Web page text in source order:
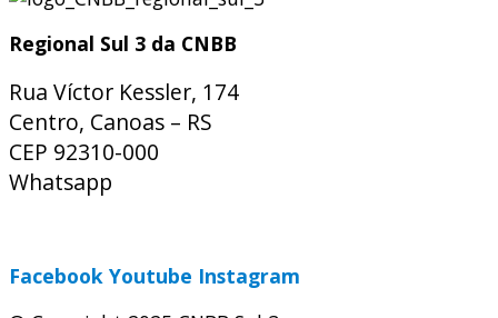
Regional Sul 3 da CNBB
Rua Víctor Kessler, 174
Centro, Canoas – RS
CEP 92310-000
Whatsapp
Facebook Youtube Instagram